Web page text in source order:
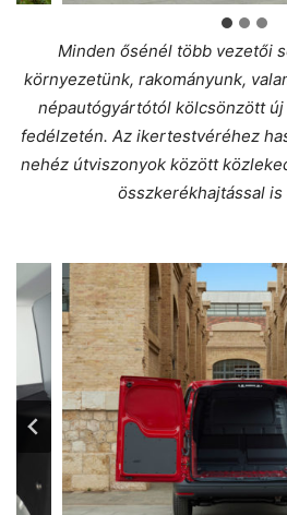
Minden ősénél több vezetői
környezetünk, rakományunk,
népautógyártótól kölcsönzött
fedélzetén. Az ikertestvéréhez
nehéz útviszonyok között
összkerékhajtással